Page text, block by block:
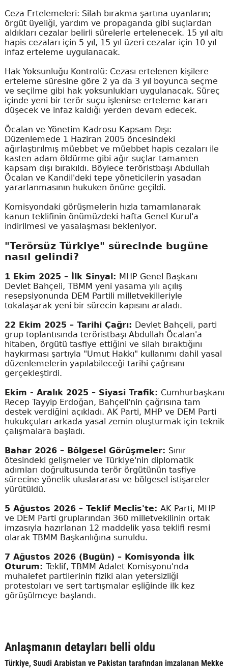
Ceza Ertelemeleri: Silah bırakma şartına uyanların;
örgüt üyeliği, yardım ve propaganda gibi suçlardan
aldıkları cezalar belirli sürelerle ertelenecek. 15 yıl altı
hapis cezaları için 5 yıl, 15 yıl üzeri cezalar için 10 yıl
infaz erteleme uygulanacak.
Hak Yoksunluğu Kontrolü: Cezası ertelenen kişilere
erteleme süresine göre 2 ya da 3 yıl boyunca seçme
ve seçilme gibi hak yoksunlukları uygulanacak. Süreç
içinde yeni bir terör suçu işlenirse erteleme kararı
düşecek ve infaz kaldığı yerden devam edecek.
Öcalan ve Yönetim Kadrosu Kapsam Dışı:
Düzenlemede 1 Haziran 2005 öncesindeki
ağırlaştırılmış müebbet ve müebbet hapis cezaları ile
kasten adam öldürme gibi ağır suçlar tamamen
kapsam dışı bırakıldı. Böylece teröristbaşı Abdullah
Öcalan ve Kandil'deki tepe yöneticilerin yasadan
yararlanmasının hukuken önüne geçildi.
Komisyondaki görüşmelerin hızla tamamlanarak
kanun teklifinin önümüzdeki hafta Genel Kurul'a
indirilmesi ve yasalaşması bekleniyor.
"Terörsüz Türkiye" sürecinde bugüne
nasıl gelindi?
1 Ekim 2025 – İlk Sinyal: MHP Genel Başkanı
Devlet Bahçeli, TBMM yeni yasama yılı açılış
resepsiyonunda DEM Partili milletvekilleriyle
tokalaşarak yeni bir sürecin kapısını araladı.
22 Ekim 2025 – Tarihi Çağrı: Devlet Bahçeli, parti
grup toplantısında teröristbaşı Abdullah Öcalan'a
hitaben, örgütü tasfiye ettiğini ve silah bıraktığını
haykırması şartıyla "Umut Hakkı" kullanımı dahil yasal
düzenlemelerin yapılabileceği tarihi çağrısını
gerçekleştirdi.
Ekim - Aralık 2025 – Siyasi Trafik: Cumhurbaşkanı
Recep Tayyip Erdoğan, Bahçeli'nin çağrısına tam
destek verdiğini açıkladı. AK Parti, MHP ve DEM Parti
hukukçuları arkada yasal zemin oluşturmak için teknik
çalışmalara başladı.
Bahar 2026 – Bölgesel Görüşmeler: Sınır
ötesindeki gelişmeler ve Türkiye'nin diplomatik
adımları doğrultusunda terör örgütünün tasfiye
sürecine yönelik uluslararası ve bölgesel istişareler
yürütüldü.
5 Ağustos 2026 – Teklif Meclis'te: AK Parti, MHP
ve DEM Parti gruplarından 360 milletvekilinin ortak
imzasıyla hazırlanan 12 maddelik yasa teklifi resmi
olarak TBMM Başkanlığına sunuldu.
7 Ağustos 2026 (Bugün) – Komisyonda İlk
Oturum: Teklif, TBMM Adalet Komisyonu'nda
muhalefet partilerinin fiziki alan yetersizliği
protestoları ve sert tartışmalar eşliğinde ilk kez
görüşülmeye başlandı.
Anlaşmanın detayları belli oldu
Türkiye, Suudi Arabistan ve Pakistan tarafından imzalanan Mekke